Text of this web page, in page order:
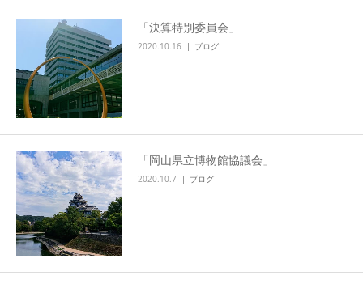
「決算特別委員会」
2020.10.16 ブログ
「岡山県立博物館協議会」
2020.10.7 ブログ